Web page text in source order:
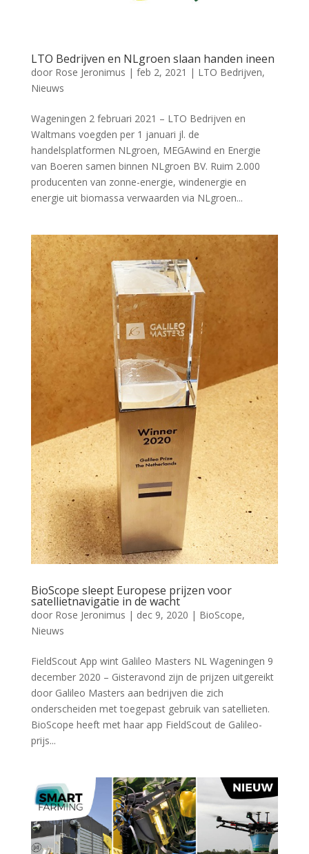
LTO Bedrijven en NLgroen slaan handen ineen
door Rose Jeronimus | feb 2, 2021 | LTO Bedrijven,
Nieuws
Wageningen 2 februari 2021 – LTO Bedrijven en
Waltmans voegden per 1 januari jl. de
handelsplatformen NLgroen, MEGAwind en Energie
van Boeren samen binnen NLgroen BV. Ruim 2.000
producenten van zonne-energie, windenergie en
energie uit biomassa verwaarden via NLgroen...
BioScope sleept Europese prijzen voor
satellietnavigatie in de wacht
door Rose Jeronimus | dec 9, 2020 | BioScope,
Nieuws
FieldScout App wint Galileo Masters NL Wageningen 9
december 2020 – Gisteravond zijn de prijzen uitgereikt
door Galileo Masters aan bedrijven die zich
onderscheiden met toegepast gebruik van satellieten.
BioScope heeft met haar app FieldScout de Galileo-
prijs...